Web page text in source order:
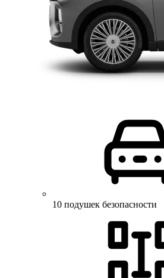
10 подушек безопасности